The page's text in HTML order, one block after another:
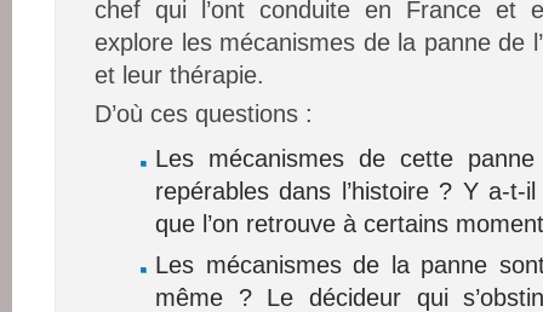
chef qui l’ont conduite en France et
explore les mécanismes de la panne de
et leur thérapie.
D’où ces questions :
Les mécanismes de cette
repérables dans l’histoire ? Y a-t-
que l’on retrouve à certains
Les mécanismes de la panne
même ? Le décideur qui